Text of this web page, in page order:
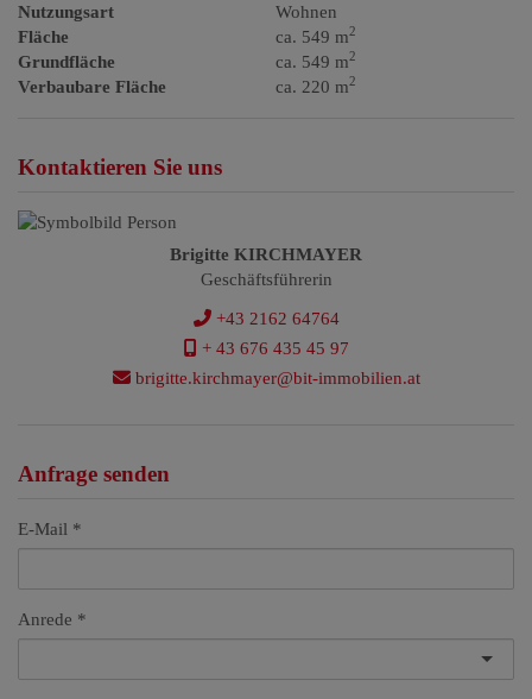
Nutzungsart
Wohnen
Fläche
ca. 549 m2
Grundfläche ca. 549 m2
Verbaubare Fläche ca. 220 m2
Kontaktieren Sie uns
Brigitte KIRCHMAYER
Geschäftsführerin
+43 2162 64764
+ 43 676 435 45 97
brigitte.kirchmayer@bit-immobilien.at
Anfrage senden
E-Mail
Anrede